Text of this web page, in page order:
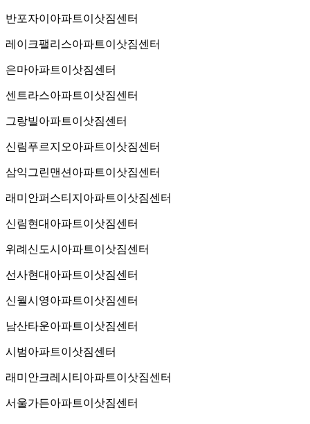
반포자이아파트이삿짐센터
레이크팰리스아파트이삿짐센터
은마아파트이삿짐센터
센트라스아파트이삿짐센터
그랑빌아파트이삿짐센터
신림푸르지오아파트이삿짐센터
삼익그린맨션아파트이삿짐센터
래미안퍼스티지아파트이삿짐센터
신림현대아파트이삿짐센터
위례신도시아파트이삿짐센터
선사현대아파트이삿짐센터
신월시영아파트이삿짐센터
남산타운아파트이삿짐센터
시범아파트이삿짐센터
래미안크레시티아파트이삿짐센터
서울가든아파트이삿짐센터